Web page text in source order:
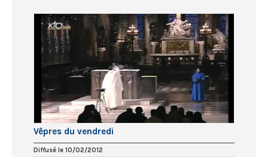
Vêpres du vendredi
Diffusé le 10/02/2012